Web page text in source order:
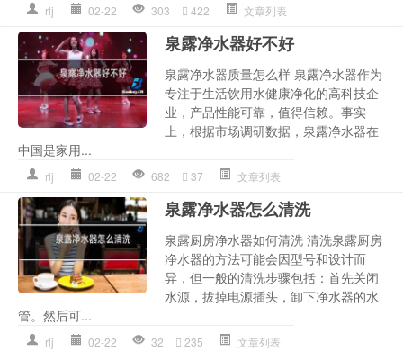
rlj 02-22 303 422 文章列表
泉露净水器好不好
泉露净水器质量怎么样 泉露净水器作为
专注于生活饮用水健康净化的高科技企
业，产品性能可靠，值得信赖。事实
上，根据市场调研数据，泉露净水器在
中国是家用...
rlj 02-22 682 37 文章列表
泉露净水器怎么清洗
泉露厨房净水器如何清洗 清洗泉露厨房
净水器的方法可能会因型号和设计而
异，但一般的清洗步骤包括：首先关闭
水源，拔掉电源插头，卸下净水器的水
管。然后可...
rlj 02-22 32 235 文章列表